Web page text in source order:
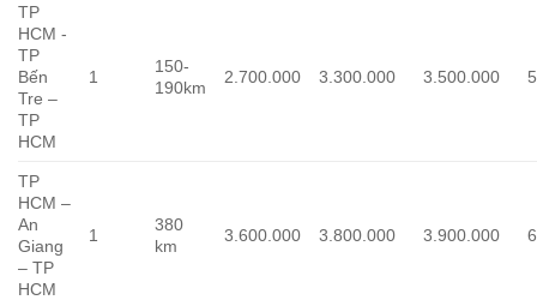
TP
HCM -
TP
Bến
Tre –
TP
HCM
1
150-
190km
2.700.000 3.300.000 3.500.000
TP
HCM –
An
Giang
– TP
HCM
1
380
km
3.600.000 3.800.000 3.900.000